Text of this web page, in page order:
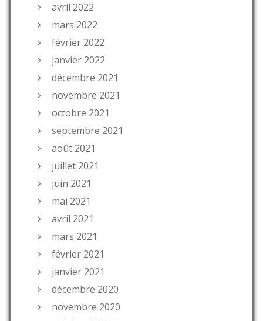
avril 2022
mars 2022
février 2022
janvier 2022
décembre 2021
novembre 2021
octobre 2021
septembre 2021
août 2021
juillet 2021
juin 2021
mai 2021
avril 2021
mars 2021
février 2021
janvier 2021
décembre 2020
novembre 2020